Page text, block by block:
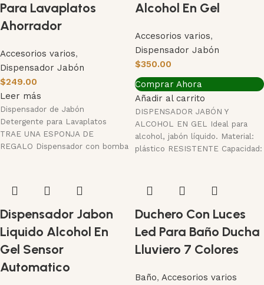
Para Lavaplatos
Ahorrador
Accesorios varios,
Dispensador Jabón
$249.00
Leer más
Dispensador de Jabón
Detergente para Lavaplatos
TRAE UNA ESPONJA DE
REGALO Dispensador con bomba
Alcohol En Gel
Accesorios varios,
Dispensador Jabón
$350.00
Comprar Ahora
Añadir al carrito
DISPENSADOR JABÓN Y
ALCOHOL EN GEL Ideal para
alcohol, jabón líquido. Material:
plástico RESISTENTE Capacidad:
Dispensador Jabon
Liquido Alcohol En
Gel Sensor
Automatico
Duchero Con Luces
Led Para Baño Ducha
Lluviero 7 Colores
Baño, Accesorios varios